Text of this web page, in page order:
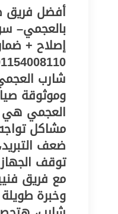
أفضل فريق
بالعجمي–
إصلاح +
شارب
وموثوقة
العجمي هي
مشاكل
ضعف
توقف
مع فريق
وخبرة